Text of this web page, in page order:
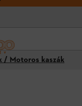
/ Motoros kaszák